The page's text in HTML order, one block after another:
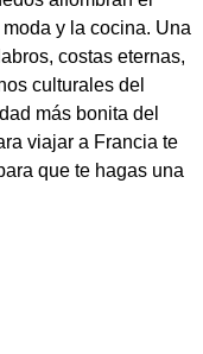
y la cocina. Una
costas eternas,
culturales del
más bonita del
viajar a Francia te
que te hagas una